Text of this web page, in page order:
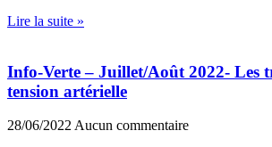
Lire la suite »
Info-Verte – Juillet/Août 2022- Les
tension artérielle
28/06/2022Aucun commentaire